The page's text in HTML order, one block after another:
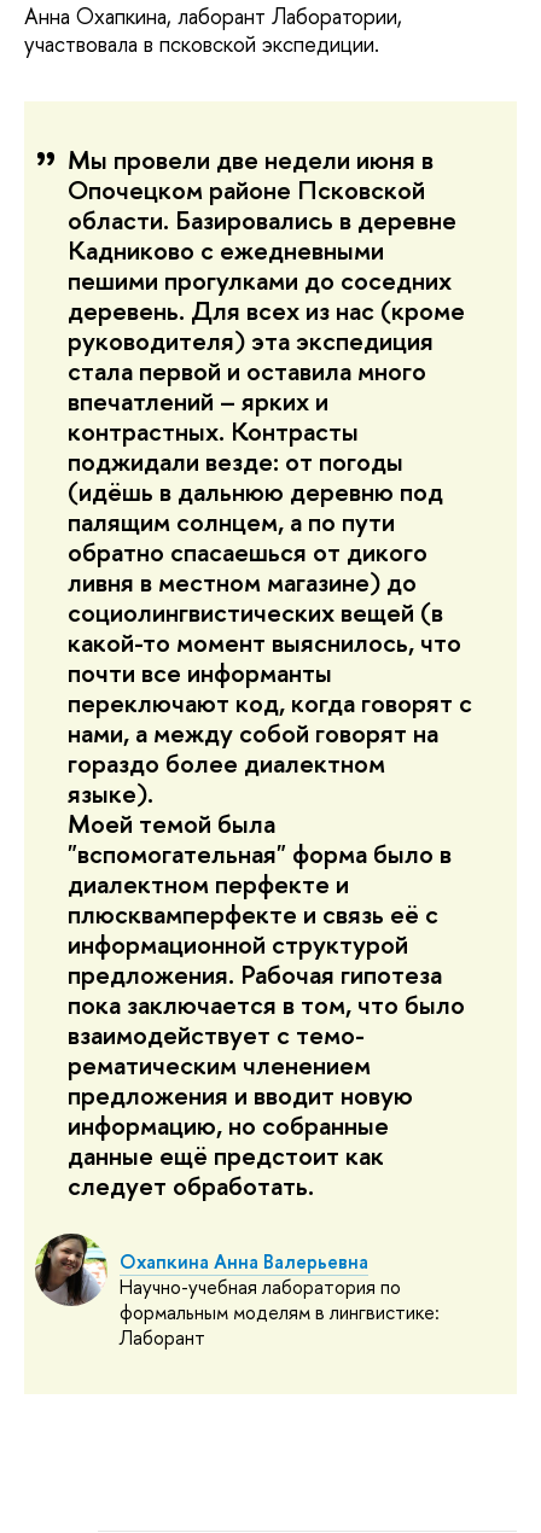
Анна Охапкина, лаборант Лаборатории,
участвовала в псковской экспедиции.
Мы провели две недели июня в
Опочецком районе Псковской
области. Базировались в деревне
Кадниково с ежедневными
пешими прогулками до соседних
деревень. Для всех из нас (кроме
руководителя) эта экспедиция
стала первой и оставила много
впечатлений – ярких и
контрастных. Контрасты
поджидали везде: от погоды
(идёшь в дальнюю деревню под
палящим солнцем, а по пути
обратно спасаешься от дикого
ливня в местном магазине) до
социолингвистических вещей (в
какой-то момент выяснилось, что
почти все информанты
переключают код, когда говорят с
нами, а между собой говорят на
гораздо более диалектном
языке).
Моей темой была
"вспомогательная" форма было в
диалектном перфекте и
плюсквамперфекте и связь её с
информационной структурой
предложения. Рабочая гипотеза
пока заключается в том, что было
взаимодействует с темо-
рематическим членением
предложения и вводит новую
информацию, но собранные
данные ещё предстоит как
следует обработать.
Охапкина Анна Валерьевна
Научно-учебная лаборатория по
формальным моделям в лингвистике:
Лаборант